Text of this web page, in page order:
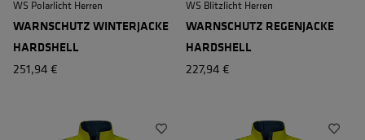
WS Polarlicht Herren
WARNSCHUTZ WINTERJACKE
HARDSHELL
251,94 €
WS Blitzlicht Herren
WARNSCHUTZ REGENJACKE
HARDSHELL
227,94 €